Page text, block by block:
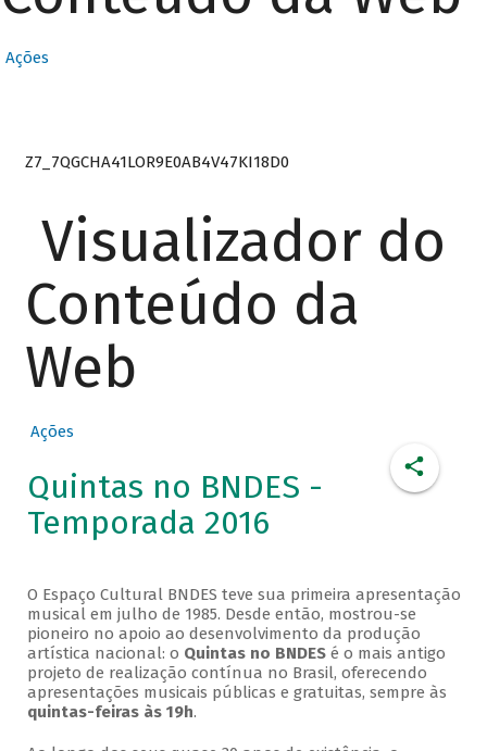
Ações
Z7_7QGCHA41LOR9E0AB4V47KI18D0
Visualizador do
Conteúdo da
Web
Ações
Quintas no BNDES -
Temporada 2016
O Espaço Cultural BNDES teve sua primeira apresentação
musical em julho de 1985. Desde então, mostrou-se
pioneiro no apoio ao desenvolvimento da produção
artística nacional: o Quintas no BNDESé o mais antigo
projeto de realização contínua no Brasil, oferecendo
apresentações musicais públicas e gratuitas, sempre às
quintas-feiras às 19h.